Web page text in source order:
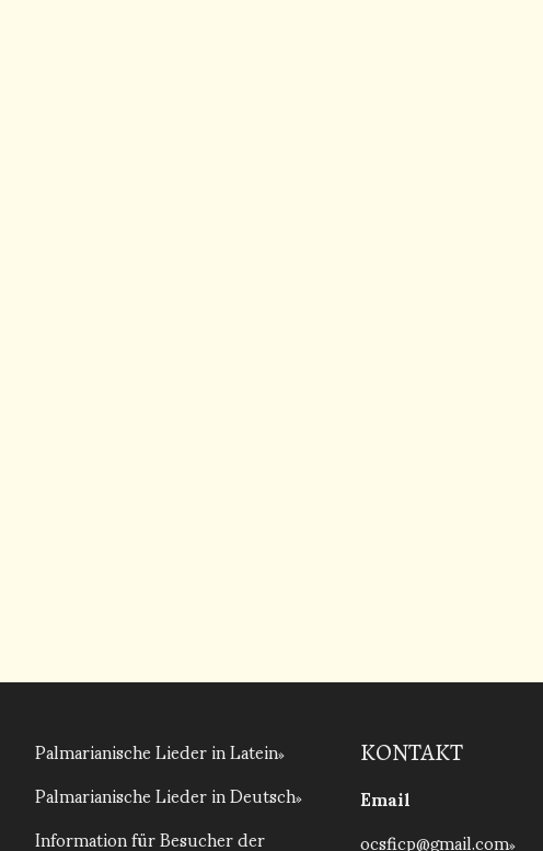
Palmarianische Lieder in Latein
Palmarianische Lieder in Deutsch
Information für Besucher der
KONTAKT
Email